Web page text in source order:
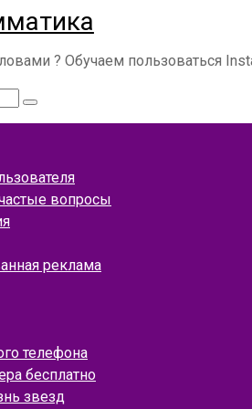
? Обучаем пользоваться
вопросы
реклама
телефона
бесплатно
звезд